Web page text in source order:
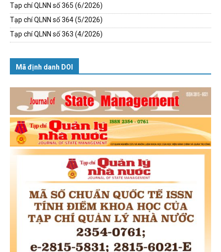
Tạp chí QLNN số 365 (6/2026)
Tạp chí QLNN số 364 (5/2026)
Tạp chí QLNN số 363 (4/2026)
Mã định danh DOI